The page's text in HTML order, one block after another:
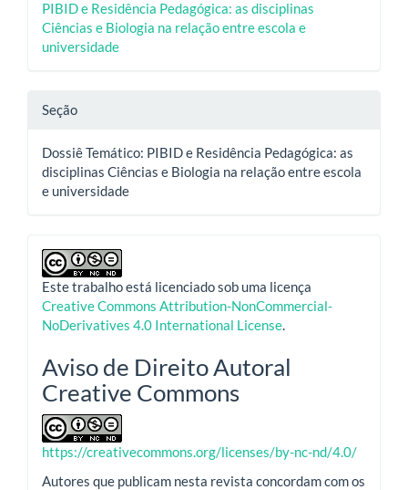
PIBID e Residência Pedagógica: as disciplinas
Ciências e Biologia na relação entre escola e
universidade
Seção
Dossiê Temático: PIBID e Residência Pedagógica: as
disciplinas Ciências e Biologia na relação entre escola
e universidade
Este trabalho está licenciado sob uma licença
Creative Commons Attribution-NonCommercial-
NoDerivatives 4.0 International License.
Aviso de Direito Autoral
Creative Commons
https://creativecommons.org/licenses/by-nc-nd/4.0/
Autores que publicam nesta revista concordam com os